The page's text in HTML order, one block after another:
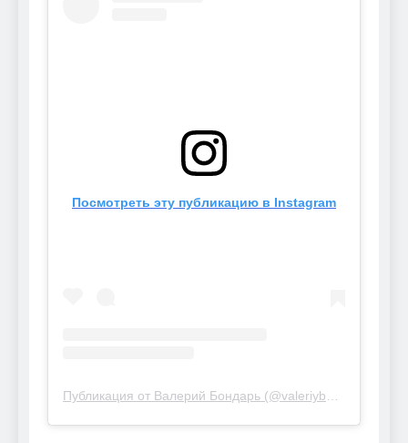
Посмотреть эту публикацию в Instagram
Публикация от Валерий Бондарь (@valeriybondar_44)